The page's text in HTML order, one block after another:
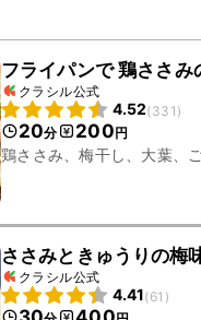
フライパンで 鶏ささみ
クラシル公式
4.52(331 )
20分 200円
鶏ささみ、梅干し、大葉、
ささみときゅうりの梅
クラシル公式
4.41(61 )